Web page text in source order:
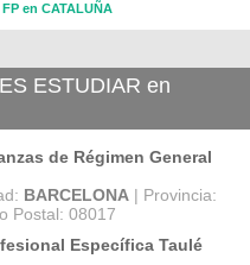
en CATALUÑA
ESTUDIAR en
de Régimen General
BARCELONA | Provincia:
Postal: 08017
Específica Taulé